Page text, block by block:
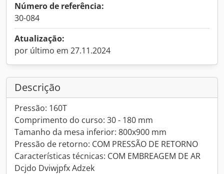
Número de referência:
30-084
Atualização:
por último em 27.11.2024
Descrição
Pressão: 160T
Comprimento do curso: 30 - 180 mm
Tamanho da mesa inferior: 800x900 mm
Pressão de retorno: COM PRESSÃO DE RETORNO
Características técnicas: COM EMBREAGEM DE AR
Dcjdo Dviwjpfx Adzek